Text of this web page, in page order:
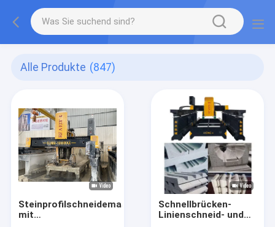
Alle Produkte (847)
Steinprofilschneidemaschine
mit
Schnellbrücken-
Linienschneid- und